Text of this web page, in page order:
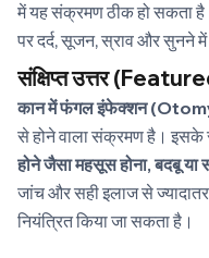
में यह संक्रमण ठीक हो सकता
पर दर्द, सूजन, स्राव और सुनने
संक्षिप्त उत्तर
कान में फंगल इंफेक्शन
से होने वाला संक्रमण है। इसके
होने जैसा महसूस होना, बदबू या
जांच और सही इलाज से
नियंत्रित किया जा सकता है।